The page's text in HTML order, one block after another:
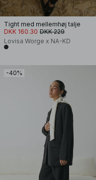
Tight med mellemhøj talje
DKK 160.30 DKK 229
Lovisa Worge x NA-KD
-40%